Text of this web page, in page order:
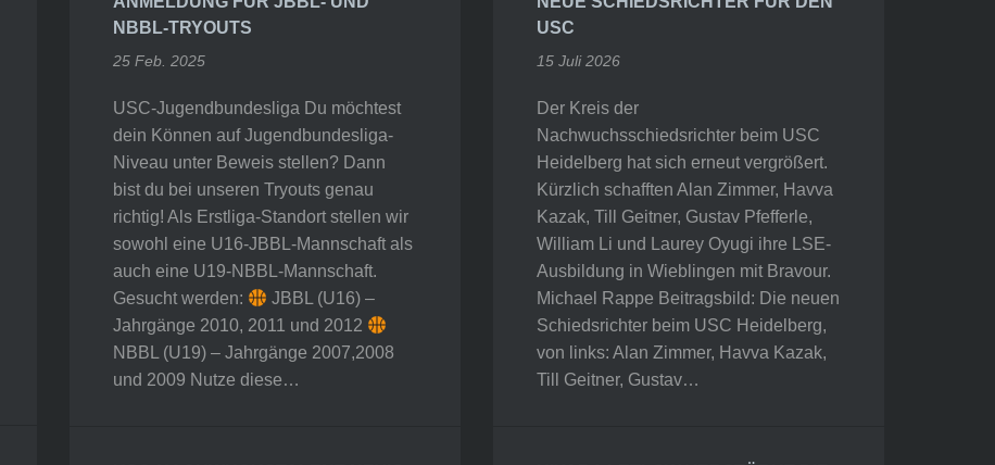
NBBL-TRYOUTS
25 Feb. 2025
USC-Jugendbundesliga Du möchtest
dein Können auf Jugendbundesliga-
Niveau unter Beweis stellen? Dann
bist du bei unseren Tryouts genau
richtig! Als Erstliga-Standort stellen wir
sowohl eine U16-JBBL-Mannschaft als
auch eine U19-NBBL-Mannschaft.
Gesucht werden:
JBBL (U16) –
Jahrgänge 2010, 2011 und 2012
NBBL (U19) – Jahrgänge 2007,2008
und 2009 Nutze diese…
USC
15 Juli 2026
Der Kreis der
Nachwuchsschiedsrichter beim USC
Heidelberg hat sich erneut vergrößert.
Kürzlich schafften Alan Zimmer, Havva
Kazak, Till Geitner, Gustav Pfefferle,
William Li und Laurey Oyugi ihre LSE-
Ausbildung in Wieblingen mit Bravour.
Michael Rappe Beitragsbild: Die neuen
Schiedsrichter beim USC Heidelberg,
von links: Alan Zimmer, Havva Kazak,
Till Geitner, Gustav…